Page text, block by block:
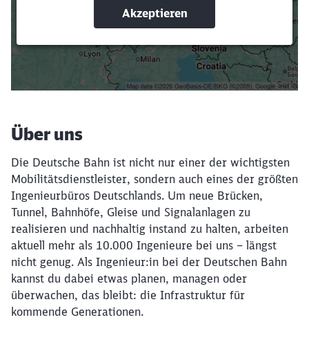
Suchbegriffe eingeben
Filter setzen
Über uns
Die Deutsche Bahn ist nicht nur einer der wichtigsten
Mobilitätsdienstleister, sondern auch eines der größten
Ingenieurbüros Deutschlands. Um neue Brücken,
Tunnel, Bahnhöfe, Gleise und Signalanlagen zu
realisieren und nachhaltig instand zu halten, arbeiten
aktuell mehr als 10.000 Ingenieure bei uns – längst
nicht genug. Als Ingenieur:in bei der Deutschen Bahn
kannst du dabei etwas planen, managen oder
überwachen, das bleibt: die Infrastruktur für
kommende Generationen.